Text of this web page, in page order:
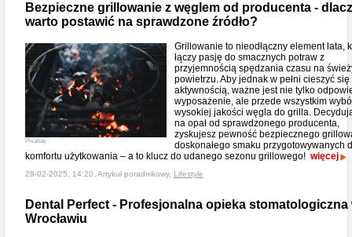
Bezpieczne grillowanie z węglem od producenta -
warto postawić na sprawdzone źródło?
Pixabay
Grillowanie to nieodłączny element lata,
łączy pasję do smacznych potraw z
przyjemnością spędzania czasu na
powietrzu. Aby jednak w pełni cieszyć się
aktywnością, ważne jest nie tylko
wyposażenie, ale przede wszystkim
wysokiej jakości węgla do grilla.
na opał od sprawdzonego producenta,
zyskujesz pewność bezpiecznego
doskonałego smaku przygotowywanych
komfortu użytkowania – a to klucz do udanego sezonu grillowego! więcej
28-02-2025, 14:20, Artykuł poradnikowy, Lifestyle
Dental Perfect - Profesjonalna opieka stomatologiczna
Wrocławiu